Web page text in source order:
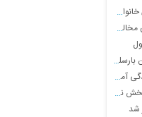
ایران است
نیست
شد